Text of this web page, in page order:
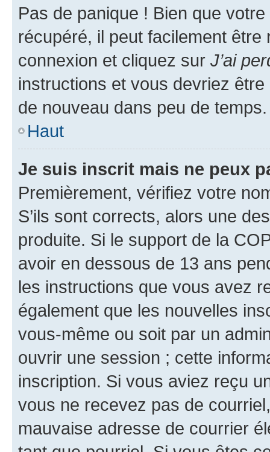
Pas de panique ! Bien que
récupéré, il peut facilement
connexion et cliquez sur J’ai
instructions et vous devriez
de nouveau dans peu de temps.
Haut
Je suis inscrit mais ne peux
Premièrement, vérifiez votre
S’ils sont corrects, alors une
produite. Si le support de la
avoir en dessous de 13 ans
les instructions que vous avez
également que les nouvelles
vous-même ou soit par un
ouvrir une session ; cette
inscription. Si vous aviez reçu
vous ne recevez pas de
mauvaise adresse de courrier